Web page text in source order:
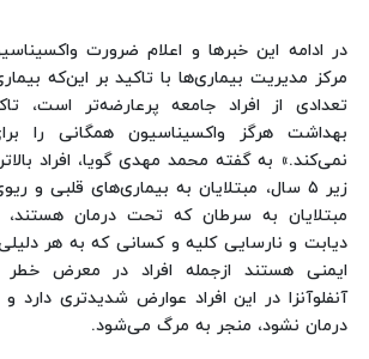
در ادامه این خبرها و اعلام ضرورت
مرکز مدیریت بیماری‌ها با تاکید بر این‌که
تعدادی از افراد جامعه پرعارضه‌تر است،
بهداشت هرگز واکسیناسیون همگانی را
زیر ٥ سال، مبتلایان به بیماری‌های قلبی و
مبتلایان به سرطان که تحت درمان هستند،
دیابت و نارسایی کلیه و کسانی که به هر
ایمنی هستند ازجمله افراد در معرض
آنفلوآنزا در این افراد عوارض شدیدتری دارد
درمان نشود، منجر به مرگ می‌شود.